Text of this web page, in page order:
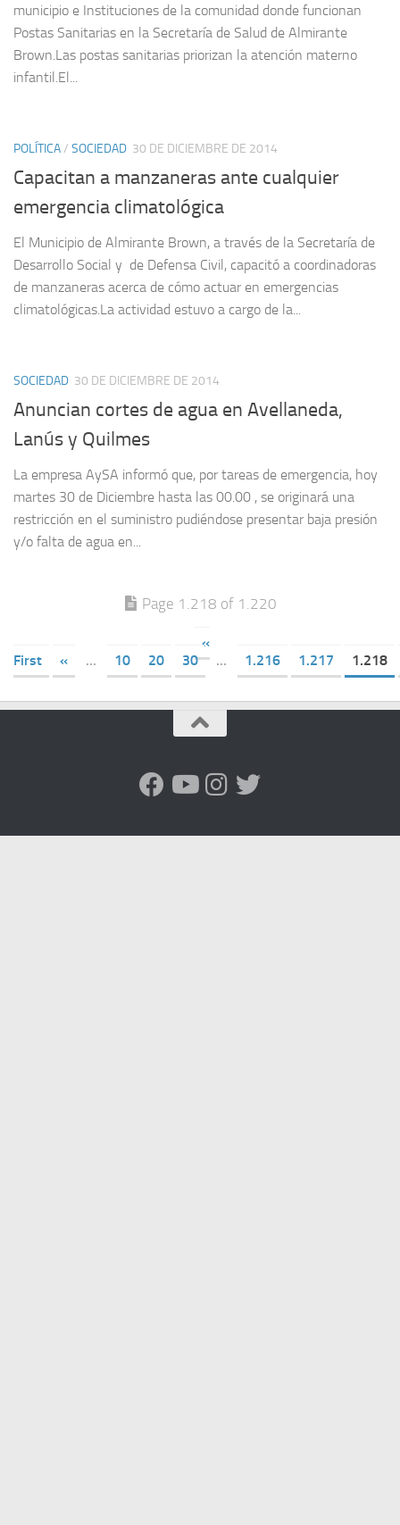
municipio e Instituciones de la comunidad donde funcionan
Postas Sanitarias en la Secretaría de Salud de Almirante
Brown.Las postas sanitarias priorizan la atención materno
infantil.El...
POLÍTICA/ SOCIEDAD 30 DE DICIEMBRE DE 2014
Capacitan a manzaneras ante cualquier
emergencia climatológica
El Municipio de Almirante Brown, a través de la Secretaría de
Desarrollo Social y de Defensa Civil, capacitó a coordinadoras
de manzaneras acerca de cómo actuar en emergencias
climatológicas.La actividad estuvo a cargo de la...
SOCIEDAD 30 DE DICIEMBRE DE 2014
Anuncian cortes de agua en Avellaneda,
Lanús y Quilmes
La empresa AySA informó que, por tareas de emergencia, hoy
martes 30 de Diciembre hasta las 00.00 , se originará una
restricción en el suministro pudiéndose presentar baja presión
y/o falta de agua en...
Page 1.218 of 1.220
«
First
« ... 10 20 30 ... 1.216 1.217 1.218